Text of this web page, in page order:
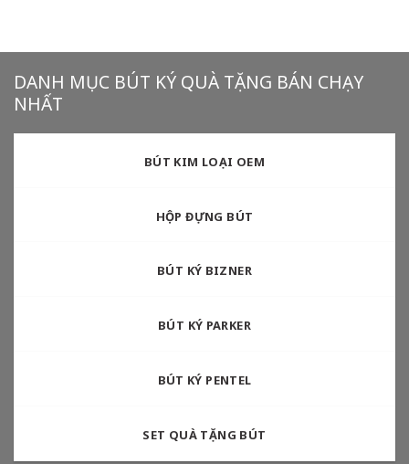
DANH MỤC BÚT KÝ QUÀ TẶNG BÁN CHẠY
NHẤT
BÚT KIM LOẠI OEM
HỘP ĐỰNG BÚT
BÚT KÝ BIZNER
BÚT KÝ PARKER
BÚT KÝ PENTEL
SET QUÀ TẶNG BÚT